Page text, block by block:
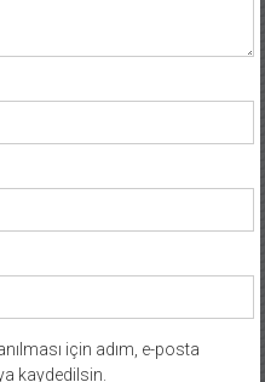
için adım, e-posta
kaydedilsin.